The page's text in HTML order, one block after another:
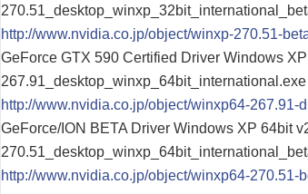
http://www.nvidia.co.jp/object/winxp-270.51-
GeForce GTX 590 Certified Driver Windows
267.91_desktop_winxp_64bit_international.exe
http://www.nvidia.co.jp/object/winxp64-267.91-
GeForce/ION BETA Driver Windows XP 64bit
http://www.nvidia.co.jp/object/winxp64-270.51-